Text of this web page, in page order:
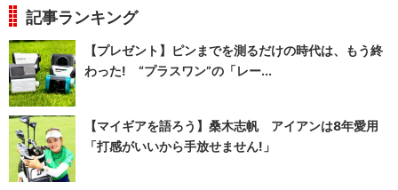
記事ランキング
【プレゼント】ピンまでを測るだけの時代は、もう終
わった! “プラスワン”の「レー...
【マイギアを語ろう】桑木志帆 アイアンは8年愛用
「打感がいいから手放せません!」